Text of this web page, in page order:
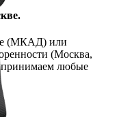
(МКАД) или
(Москва,
принимаем любые